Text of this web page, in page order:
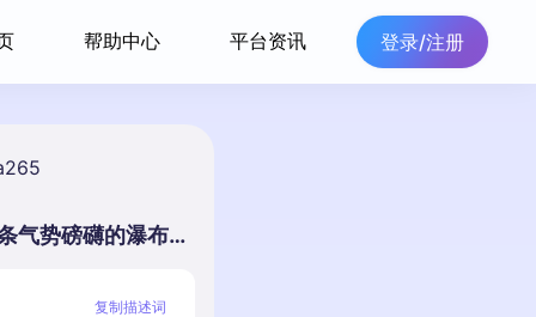
帮助中心 平台资讯 登录/注册
崇山峻岭间，一条气势磅礴的瀑布自陡峭悬崖飞泻而下。水流如万马奔腾，裹挟着无数晶莹水珠，在阳光映照下，闪耀着七彩光芒。瀑布飞坠过程中，溅起层层洁白水花，似云似雾，弥漫四周。瀑布下方，激起巨大的水潭，潭水碧绿如翡翠，波光粼粼。潭边草木葱茏，野花烂漫，为这壮观之景增添了几分灵动。远处青山连绵，与这飞瀑相互映衬。整幅画面仿佛银河从九天之上倾泄而下，充满震撼与美感，让人不禁沉醉其中。
复制描述词